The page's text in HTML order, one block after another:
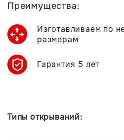
Преимущества:
Изготавливаем по
размерам
Гарантия 5 лет
Типы открываний: